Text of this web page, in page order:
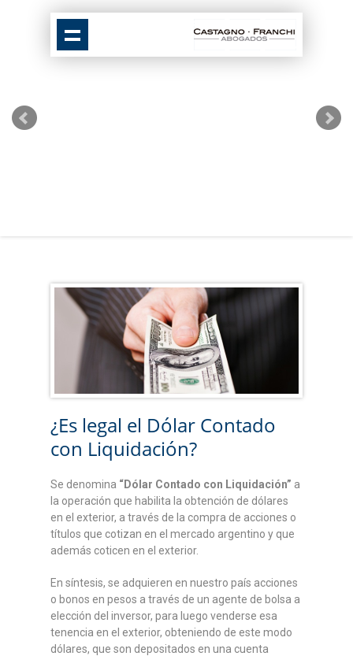
¿Es legal el Dólar Contado
con Liquidación?
Se denomina “Dólar Contado con Liquidación” a
la operación que habilita la obtención de dólares
en el exterior, a través de la compra de acciones o
títulos que cotizan en el mercado argentino y que
además coticen en el exterior.
En síntesis, se adquieren en nuestro país acciones
o bonos en pesos a través de un agente de bolsa a
elección del inversor, para luego venderse esa
tenencia en el exterior, obteniendo de este modo
dólares, que son depositados en una cuenta